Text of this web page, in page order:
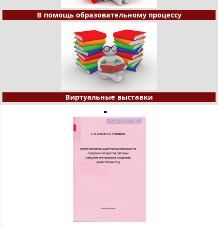
В помощь образовательному процессу
Виртуальные выставки